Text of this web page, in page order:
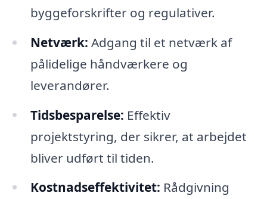
byggeforskrifter og regulativer.
Netværk: Adgang til et netværk af
pålidelige håndværkere og
leverandører.
Tidsbesparelse: Effektiv
projektstyring, der sikrer, at arbejdet
bliver udført til tiden.
Kostnadseffektivitet: Rådgivning